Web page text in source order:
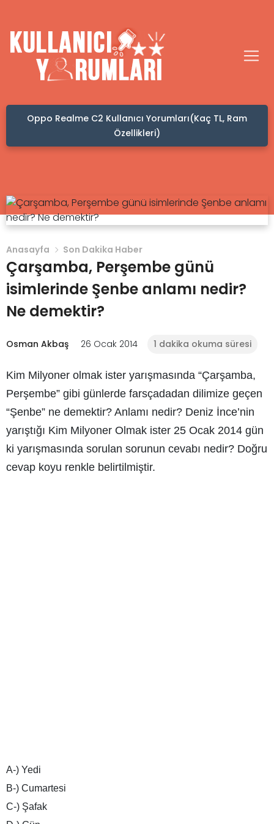
Oppo Realme C2 Kullanıcı Yorumları(Kaç TL, Ram
Özellikleri)
Anasayfa Son Dakika Haber
Çarşamba, Perşembe günü
isimlerinde Şenbe anlamı nedir?
Ne demektir?
Osman Akbaş 26 Ocak 2014 1 dakika okuma süresi
Kim Milyoner olmak ister yarışmasında “Çarşamba,
Perşembe” gibi günlerde farsçadadan dilimize geçen
“Şenbe” ne demektir? Anlamı nedir? Deniz İnce’nin
yarıştığı Kim Milyoner Olmak ister 25 Ocak 2014 gün
ki yarışmasında sorulan sorunun cevabı nedir? Doğru
cevap koyu renkle belirtilmiştir.
A-) Yedi
B-) Cumartesi
C-) Şafak